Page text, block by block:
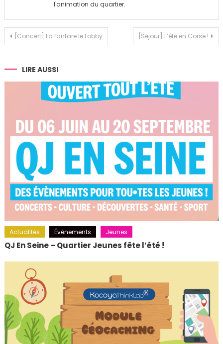
l'animation du quartier.
Navigation
l’article
[Concert] La fanfare le Lobby [Séjour] L’été en Corse !
LIRE AUSSI
Actualités Événements Jeunes
QJ En Seine – Quartier Jeunes fête l’été !